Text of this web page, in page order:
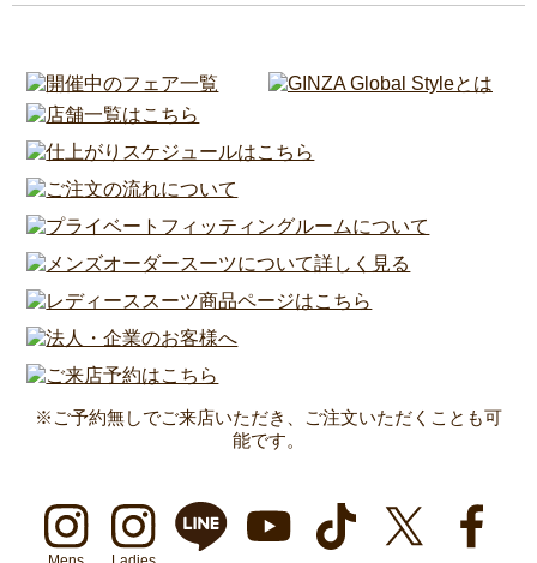
※ご予約無しでご来店いただき、ご注文いただくことも可
能です。